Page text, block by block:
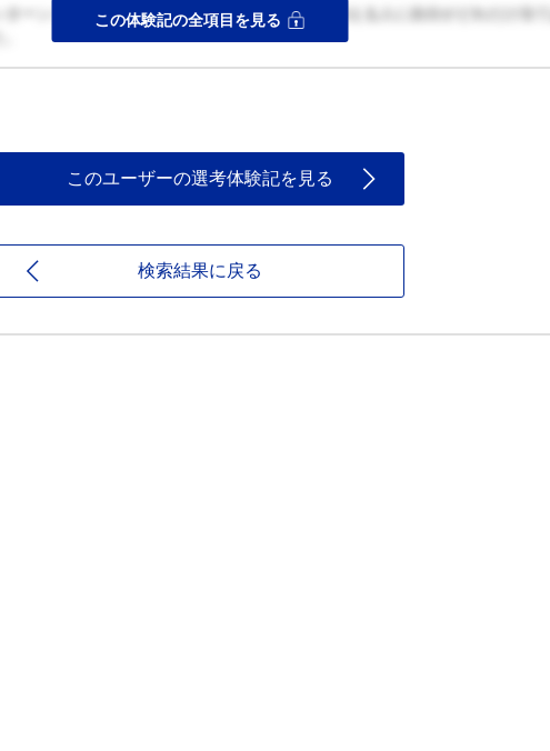
ターンシップに参加するにふさわしいと企業が考える人に自分がどれだけ当て
この体験記の全項目を見る
このユーザーの選考体験記を見る
検索結果に戻る